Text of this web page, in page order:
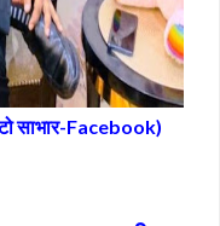
साभार-Facebook)